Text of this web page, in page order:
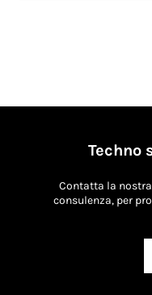
Techno
Contatta la
consulenza, per